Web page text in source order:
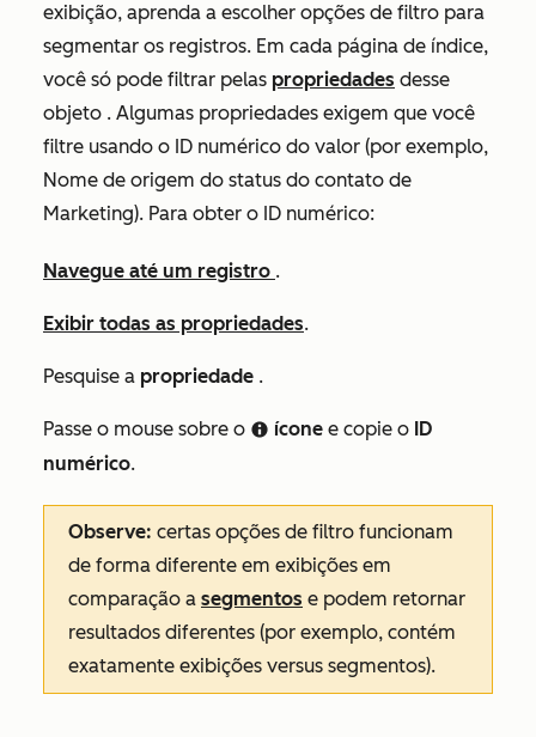
exibição, aprenda a escolher opções de filtro para
segmentar os registros. Em cada página de índice,
você só pode filtrar pelas propriedades desse
objeto . Algumas propriedades exigem que você
filtre usando o ID numérico do valor (por exemplo,
Nome de origem do status do contato de
Marketing). Para obter o ID numérico:
Navegue até um registro .
Exibir todas as propriedades.
Pesquise a propriedade .
Passe o mouse sobre o infoCircleIcon ícone e copie o ID
numérico.
Observe: certas opções de filtro funcionam
de forma diferente em exibições em
comparação a segmentos e podem retornar
resultados diferentes (por exemplo, contém
exatamente exibições versus segmentos).